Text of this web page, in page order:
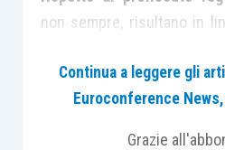
non sempre, risultano in
In particolare, le
seguito del rispetto
Continua a leggere gli
Euroconference
Grazie